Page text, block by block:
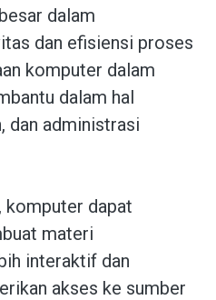
dalam
dan efisiensi proses
komputer dalam
dalam hal
dan administrasi
komputer dapat
materi
interaktif dan
akses ke sumber